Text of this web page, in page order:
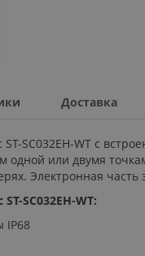
Доставка
SC032EH-WT с
одной или двумя
Электронная
SC032EH-WT:
IР68